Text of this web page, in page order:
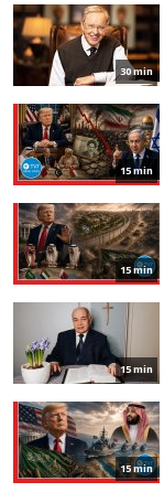
30 min
15 min
15 min
15 min
15 min